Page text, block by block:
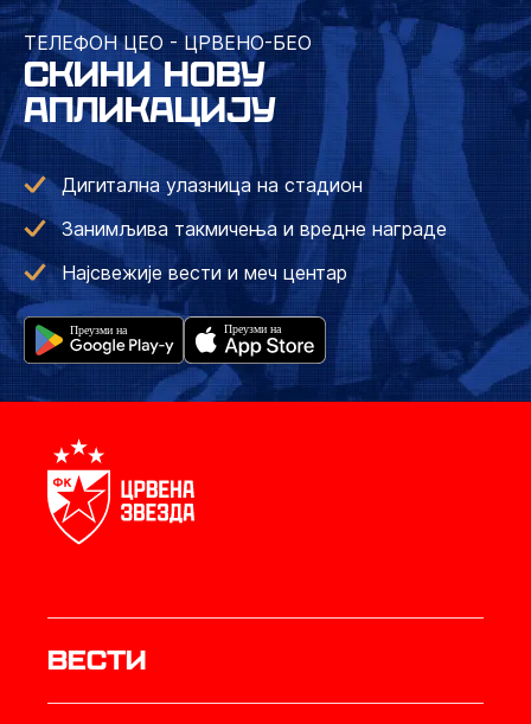
ТЕЛЕФОН ЦЕО - ЦРВЕНО-БЕО
СКИНИ НОВУ
АПЛИКАЦИЈУ
Дигитална улазница на стадион
Занимљива такмичења и вредне награде
Најсвежије вести и меч центар
Вести